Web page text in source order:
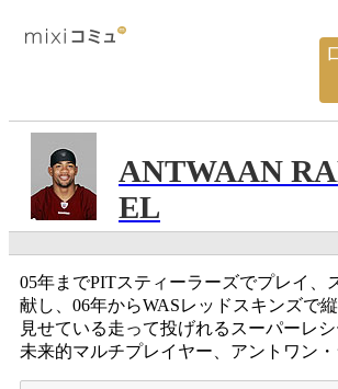
ANTWAAN
EL
05年までPITスティーラーズでプレイ、
献し、06年からWASレッドスキンズで
見せている走って投げれるスーパーレ
未来的マルチプレイヤー、アントワン